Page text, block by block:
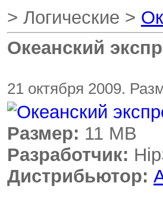
> Логические >
Океанский
21 октября 2009.
Размер: 11 MB
Разработчик:
Дистрибьютор: